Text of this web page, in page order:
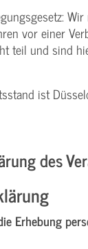
vor einer
teil und sind
ist
des
Erhebung